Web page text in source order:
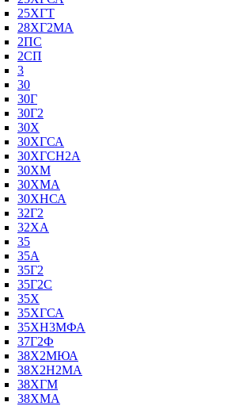
25ХГТ
28ХГ2МА
2ПС
2СП
3
30
30Г
30Г2
30Х
30ХГСА
30ХГСН2А
30ХМ
30ХМА
30ХНСА
32Г2
32ХА
35
35А
35Г2
35Г2С
35Х
35ХГСА
35ХН3МФА
37Г2Ф
38Х2МЮА
38Х2Н2МА
38ХГМ
38ХМА